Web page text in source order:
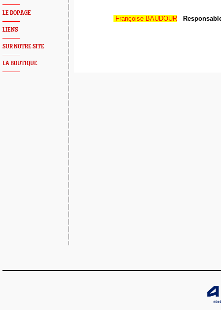
LE DOPAGE
LIENS
SUR NOTRE SITE
LA BOUTIQUE
Françoise BAUDOUR -